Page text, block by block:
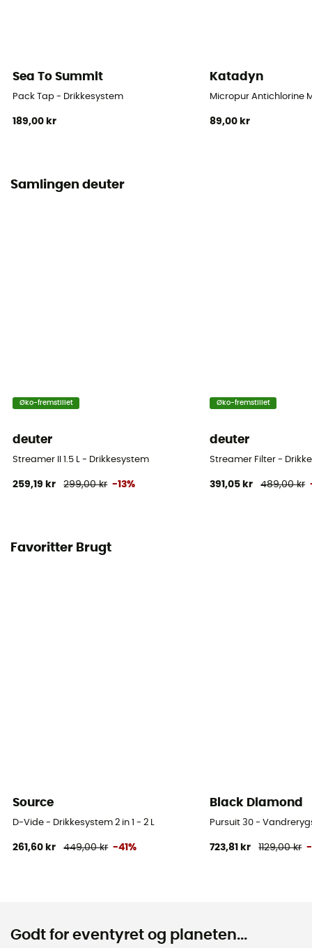
Sea To Summit
Pack Tap - Drikkesystem
189,00 kr
Katadyn
Micropur Antichlorine
89,00 kr
Samlingen deuter
Øko-fremstillet
deuter
Streamer II 1.5 L - Drikkesystem
259,19 kr 299,00 kr -13%
Øko-fremstillet
deuter
Streamer Filter -
391,05 kr 489,00 kr
Favoritter Brugt
Source
D-Vide - Drikkesystem 2 in 1 - 2 L
261,60 kr 449,00 kr -41%
Black Diamond
Pursuit 30 -
723,81 kr 1129,00 kr -
Godt for eventyret og planeten...